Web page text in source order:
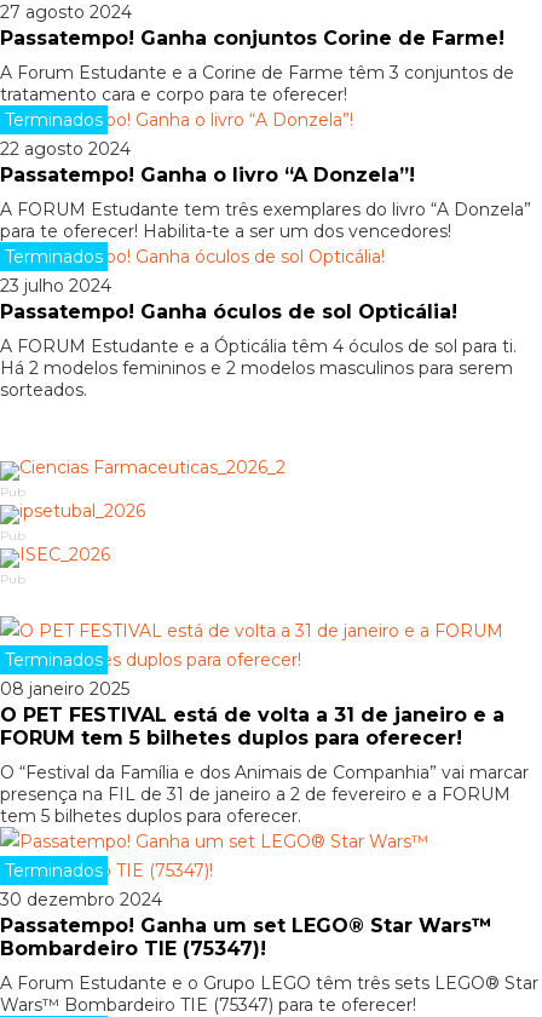
27 agosto 2024
Passatempo! Ganha conjuntos Corine de Farme!
A Forum Estudante e a Corine de Farme têm 3 conjuntos de
tratamento cara e corpo para te oferecer!
Terminados
22 agosto 2024
Passatempo! Ganha o livro “A Donzela”!
A FORUM Estudante tem três exemplares do livro “A Donzela”
para te oferecer! Habilita-te a ser um dos vencedores!
Terminados
23 julho 2024
Passatempo! Ganha óculos de sol Opticália!
A FORUM Estudante e a Ópticália têm 4 óculos de sol para ti.
Há 2 modelos femininos e 2 modelos masculinos para serem
sorteados.
Pub
Pub
Pub
Terminados
08 janeiro 2025
O PET FESTIVAL está de volta a 31 de janeiro e a
FORUM tem 5 bilhetes duplos para oferecer!
O “Festival da Família e dos Animais de Companhia” vai marcar
presença na FIL de 31 de janeiro a 2 de fevereiro e a FORUM
tem 5 bilhetes duplos para oferecer.
Terminados
30 dezembro 2024
Passatempo! Ganha um set LEGO® Star Wars™
Bombardeiro TIE (75347)!
A Forum Estudante e o Grupo LEGO têm três sets LEGO® Star
Wars™ Bombardeiro TIE (75347) para te oferecer!